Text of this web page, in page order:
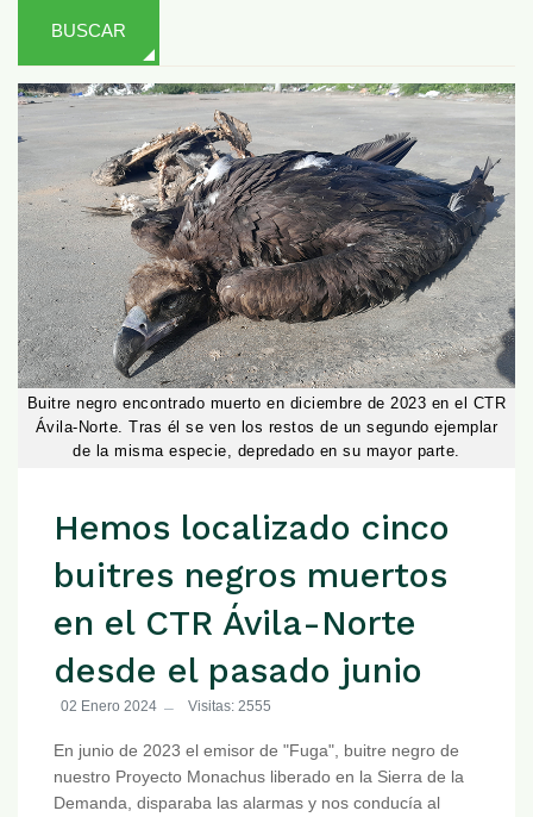
BUSCAR
Buitre negro encontrado muerto en diciembre de 2023 en el CTR
Ávila-Norte. Tras él se ven los restos de un segundo ejemplar
de la misma especie, depredado en su mayor parte.
Hemos localizado cinco
buitres negros muertos
en el CTR Ávila-Norte
desde el pasado junio
02 Enero 2024 Visitas: 2555
En junio de 2023 el emisor de "Fuga", buitre negro de
nuestro Proyecto Monachus liberado en la Sierra de la
Demanda, disparaba las alarmas y nos conducía al